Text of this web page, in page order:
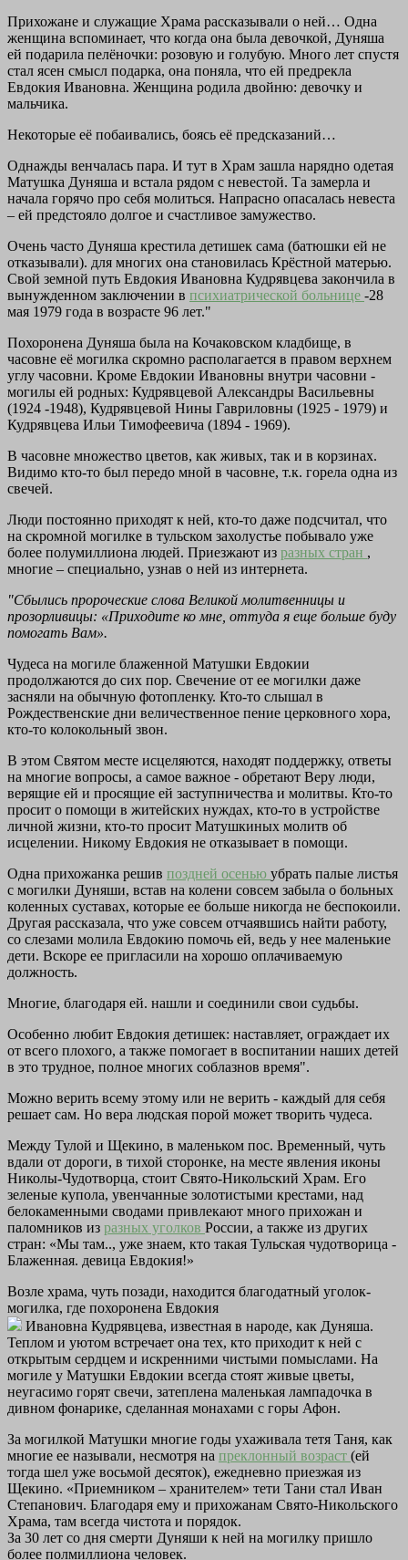
Прихожане и служащие Храма рассказывали о ней… Одна
женщина вспоминает, что когда она была девочкой, Дуняша
ей подарила пелёночки: розовую и голубую. Много лет спустя
стал ясен смысл подарка, она поняла, что ей предрекла
Евдокия Ивановна. Женщина родила двойню: девочку и
мальчика.
Некоторые её побаивались, боясь её предсказаний…
Однажды венчалась пара. И тут в Храм зашла нарядно одетая
Матушка Дуняша и встала рядом с невестой. Та замерла и
начала горячо про себя молиться. Напрасно опасалась невеста
– ей предстояло долгое и счастливое замужество.
Очень часто Дуняша крестила детишек сама (батюшки ей не
отказывали). для многих она становилась Крёстной матерью.
Свой земной путь Евдокия Ивановна Кудрявцева закончила в
вынужденном заключении в психиатрической больнице -28
мая 1979 года в возрасте 96 лет."
Похоронена Дуняша была на Кочаковском кладбище, в
часовне её могилка скромно располагается в правом верхнем
углу часовни. Кроме Евдокии Ивановны внутри часовни -
могилы ей родных: Кудрявцевой Александры Васильевны
(1924 -1948), Кудрявцевой Нины Гавриловны (1925 - 1979) и
Кудрявцева Ильи Тимофеевича (1894 - 1969).
В часовне множество цветов, как живых, так и в корзинах.
Видимо кто-то был передо мной в часовне, т.к. горела одна из
свечей.
Люди постоянно приходят к ней, кто-то даже подсчитал, что
на скромной могилке в тульском захолустье побывало уже
более полумиллиона людей. Приезжают из разных стран ,
многие – специально, узнав о ней из интернета.
"Сбылись пророческие слова Великой молитвенницы и
прозорливицы: «Приходите ко мне, оттуда я еще больше буду
помогать Вам».
Чудеса на могиле блаженной Матушки Евдокии
продолжаются до сих пор. Свечение от ее могилки даже
засняли на обычную фотопленку. Кто-то слышал в
Рождественские дни величественное пение церковного хора,
кто-то колокольный звон.
В этом Святом месте исцеляются, находят поддержку, ответы
на многие вопросы, а самое важное - обретают Веру люди,
верящие ей и просящие ей заступничества и молитвы. Кто-то
просит о помощи в житейских нуждах, кто-то в устройстве
личной жизни, кто-то просит Матушкиных молитв об
исцелении. Никому Евдокия не отказывает в помощи.
Одна прихожанка решив поздней осенью убрать палые листья
с могилки Дуняши, встав на колени совсем забыла о больных
коленных суставах, которые ее больше никогда не беспокоили.
Другая рассказала, что уже совсем отчаявшись найти работу,
со слезами молила Евдокию помочь ей, ведь у нее маленькие
дети. Вскоре ее пригласили на хорошо оплачиваемую
должность.
Многие, благодаря ей. нашли и соединили свои судьбы.
Особенно любит Евдокия детишек: наставляет, ограждает их
от всего плохого, а также помогает в воспитании наших детей
в это трудное, полное многих соблазнов время".
Можно верить всему этому или не верить - каждый для себя
решает сам. Но вера людская порой может творить чудеса.
Между Тулой и Щекино, в маленьком пос. Временный, чуть
вдали от дороги, в тихой сторонке, на месте явления иконы
Николы-Чудотворца, стоит Свято-Никольский Храм. Его
зеленые купола, увенчанные золотистыми крестами, над
белокаменными сводами привлекают много прихожан и
паломников из разных уголков России, а также из других
стран: «Мы там.., уже знаем, кто такая Тульская чудотворица -
Блаженная. девица Евдокия!»
Возле храма, чуть позади, находится благодатный уголок-
могилка, где похоронена Евдокия
Ивановна Кудрявцева, известная в народе, как Дуняша.
Теплом и уютом встречает она тех, кто приходит к ней с
открытым сердцем и искренними чистыми помыслами. На
могиле у Матушки Евдокии всегда стоят живые цветы,
неугасимо горят свечи, затеплена маленькая лампадочка в
дивном фонарике, сделанная монахами с горы Афон.
За могилкой Матушки многие годы ухаживала тетя Таня, как
многие ее называли, несмотря на преклонный возраст (ей
тогда шел уже восьмой десяток), ежедневно приезжая из
Щекино. «Приемником – хранителем» тети Тани стал Иван
Степанович. Благодаря ему и прихожанам Свято-Никольского
Храма, там всегда чистота и порядок.
За 30 лет со дня смерти Дуняши к ней на могилку пришло
более полмиллиона человек.